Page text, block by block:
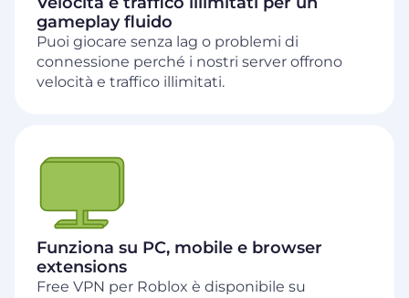
gameplay fluido
Puoi giocare senza lag o problemi di
connessione perché i nostri server offrono
velocità e traffico illimitati.
Funziona su PC, mobile e browser
extensions
Free VPN per Roblox è disponibile su